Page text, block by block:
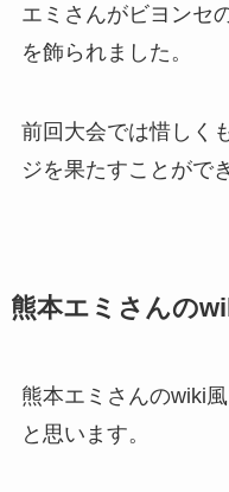
エミさんがビヨンセ
を飾られました。
前回大会では惜しく
ジを果たすことがで
熊本エミさんの
熊本エミさんのwiki
と思います。